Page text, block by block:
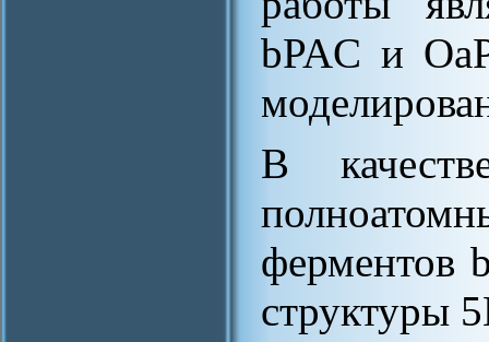
bPAC и
В
ферментов
структуры